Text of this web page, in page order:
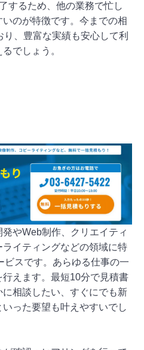
するため、他の業務で忙し
のが特徴です。今までの相
、豊富な実績も安心して利
でしょう。
やWeb制作、クリエイティ
イティングなどの領域に特
ビスです。あらゆる仕事の一
えます。最短10分で見積書
相談したい、すぐにでも新
った要望も叶えやすいでし